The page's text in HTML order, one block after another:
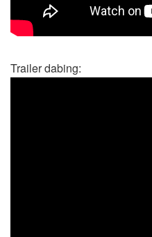
Trailer dabing: